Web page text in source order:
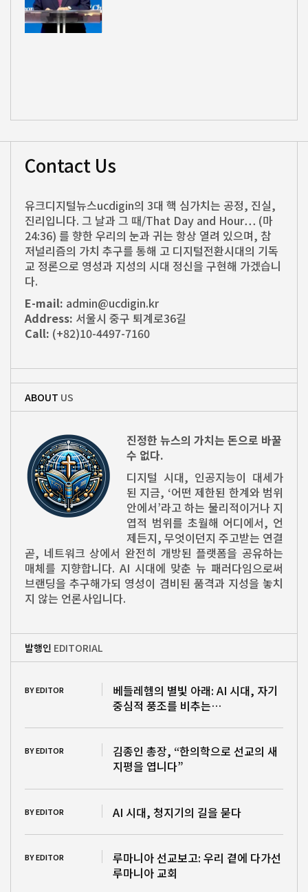
Contact Us
유크디지털뉴스ucdigin의 3대 핵 심가치는 공정, 진실,
진리입니다. 그 날과 그 때/That Day and Hour… (마
24:36) 를 향한 우리의 눈과 귀는 항상 열려 있으며, 참
저널리즘의 가치 추구를 통해 고 디지털전환시대의 기독
교 정론으로 영성과 지성의 시대 정신을 구현해 가겠습니
다.
E-mail: admin@ucdigin.kr
Address: 서울시 중구 퇴계로36길
Call: (+82)10-4497-7160
ABOUT US
진정한 뉴스의 가치는 돈으로 바꿀
수 없다.
디지털 시대, 인공지능이 대세가
된 지금, ‘어떤 제한된 한계와 범위
안에서’라고 하는 물리적이거나 지
엽적 범위를 초월해 어디에서, 언
제든지, 무엇이던지 주고받는 연결
곧, 네트워크 상에서 완전히 개방된 플랫폼을 공유하는
매체를 지향합니다. AI 시대에 맞춘 뉴 패러다임으로써
브랜딩을 추구해가되 영성이 겸비된 품격과 지성을 놓치
지 않는 언론사입니다.
발행인 EDITORIAL
BY EDITOR
베들레헴의 별빛 아래: AI 시대, 자기
중심적 풍조를 비추는…
BY EDITOR
김종인 총장, “한의학으로 선교의 새
지평을 엽니다”
BY EDITOR AI 시대, 청지기의 길을 묻다
BY EDITOR
루마니아 선교보고: 우리 곁에 다가선
루마니아 교회